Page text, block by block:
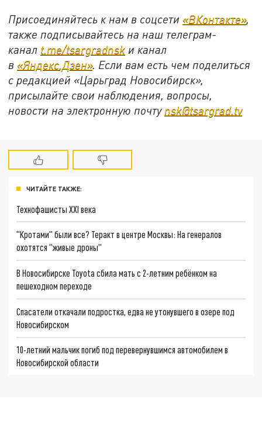
Присоединяйтесь к нам в соцсети «ВКонтакте»,
также подписывайтесь на наш телеграм-
канал t.me/tsargradnsk и канал
в «Яндекс.Дзен». Если вам есть чем поделиться
с редакцией «Царьград Новосибирск»,
присылайте свои наблюдения, вопросы,
новости на электронную почту nsk@tsargrad.tv
ЧИТАЙТЕ ТАКЖЕ:
Технофашисты XXI века
"Кротами" были все? Теракт в центре Москвы: На генералов
охотятся "живые дроны"
В Новосибирске Toyota сбила мать с 2-летним ребёнком на
пешеходном переходе
Спасатели откачали подростка, едва не утонувшего в озере под
Новосибирском
10-летний мальчик погиб под перевернувшимся автомобилем в
Новосибирской области